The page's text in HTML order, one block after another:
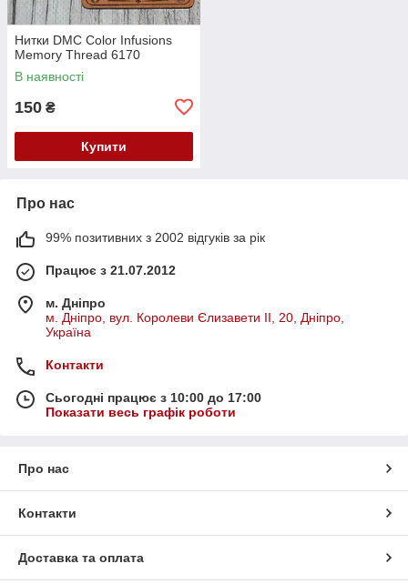
Нитки DMC Color Infusions
Memory Thread 6170
В наявності
150 ₴
Купити
Про нас
99% позитивних з 2002 відгуків за рік
Працює з 21.07.2012
м. Дніпро
м. Дніпро, вул. Королеви Єлизавети ІІ, 20, Дніпро,
Україна
Контакти
Сьогодні працює з 10:00 до 17:00
Показати весь графік роботи
Про нас
Контакти
Доставка та оплата